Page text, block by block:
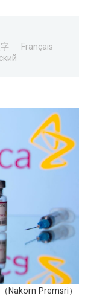
العربية
Français
Nakorn Premsri）